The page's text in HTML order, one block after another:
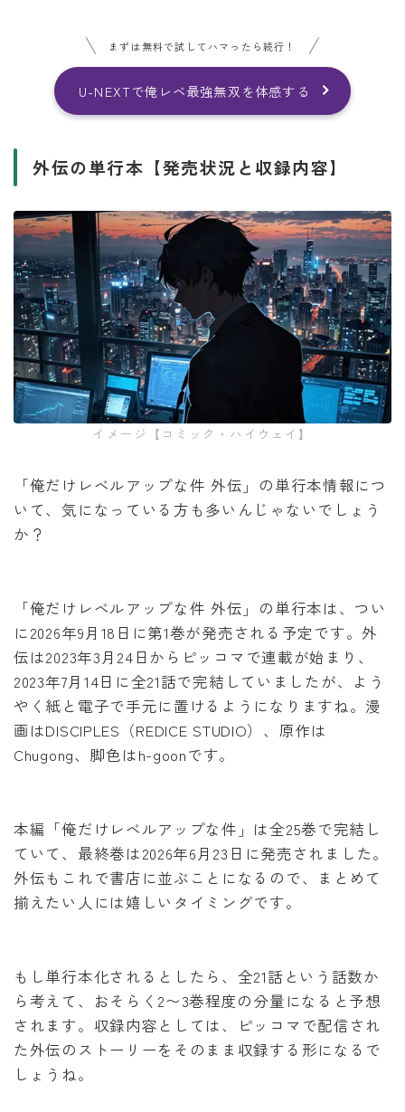
まずは無料で試してハマったら続行！
U-NEXTで俺レベ最強無双を体感する
外伝の単行本【発売状況と収録内容】
イメージ【コミック・ハイウェイ】
「俺だけレベルアップな件 外伝」の単行本情報につ
いて、気になっている方も多いんじゃないでしょう
か？
「俺だけレベルアップな件 外伝」の単行本は、つい
に2026年9月18日に第1巻が発売される予定です。外
伝は2023年3月24日からピッコマで連載が始まり、
2023年7月14日に全21話で完結していましたが、よう
やく紙と電子で手元に置けるようになりますね。漫
画はDISCIPLES（REDICE STUDIO）、原作は
Chugong、脚色はh-goonです。
本編「俺だけレベルアップな件」は全25巻で完結し
ていて、最終巻は2026年6月23日に発売されました。
外伝もこれで書店に並ぶことになるので、まとめて
揃えたい人には嬉しいタイミングです。
もし単行本化されるとしたら、全21話という話数か
ら考えて、おそらく2〜3巻程度の分量になると予想
されます。収録内容としては、ピッコマで配信され
た外伝のストーリーをそのまま収録する形になるで
しょうね。